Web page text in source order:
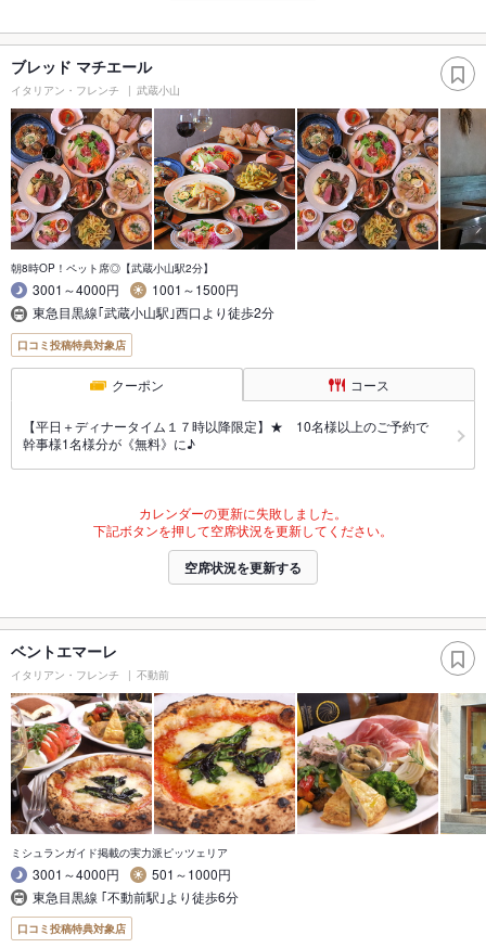
ブレッド マチエール
イタリアン・フレンチ 武蔵小山
朝8時OP！ペット席◎【武蔵小山駅2分】
3001～4000円
1001～1500円
東急目黒線｢武蔵小山駅｣西口より徒歩2分
口コミ投稿特典対象店
クーポン コース
【平日＋ディナータイム１７時以降限定】★ 10名様以上のご予約で
幹事様1名様分が《無料》に♪
カレンダーの更新に失敗しました。
下記ボタンを押して空席状況を更新してください。
空席状況を更新する
ベントエマーレ
イタリアン・フレンチ 不動前
ミシュランガイド掲載の実力派ピッツェリア
3001～4000円
501～1000円
東急目黒線 ｢不動前駅｣より徒歩6分
口コミ投稿特典対象店